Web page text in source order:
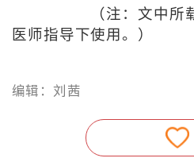
（注：文中所载
医师指导下使用。）
编辑：刘茜